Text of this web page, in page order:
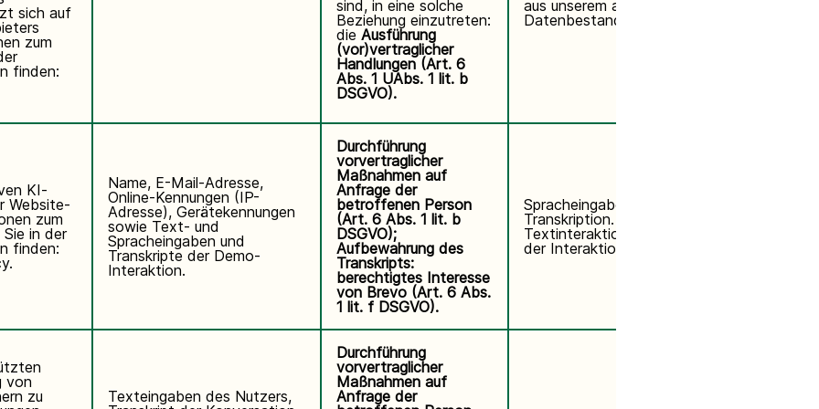
sich auf
zum
finden:
sind, in eine solche
Beziehung einzutreten:
die Ausführung
(vor)vertraglicher
Handlungen (Art. 6
Abs. 1 UAbs. 1 lit. b
DSGVO).
aus unserem aktiven
Datenbestand gelöscht.
KI-
Website-
zum
in der
finden:
.
Name, E-Mail-Adresse,
Online-Kennungen (IP-
Adresse), Gerätekennungen
sowie Text- und
Spracheingaben und
Transkripte der Demo-
Interaktion.
Durchführung
vorvertraglicher
Maßnahmen auf
Anfrage der
betroffenen Person
(Art. 6 Abs. 1 lit. b
DSGVO);
Aufbewahrung des
Transkripts:
berechtigtes Interesse
von Brevo (Art. 6 Abs.
1 lit. f DSGVO).
Spracheingaben: Löschung nach
Transkription. Transkripte und
Textinteraktionen:
der Interaktion.
von
zu
Texteingaben des Nutzers,
Durchführung
vorvertraglicher
Maßnahmen auf
Anfrage der